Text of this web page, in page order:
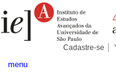
para
conteúdo.
Pessoais
Cadastre-se
menu